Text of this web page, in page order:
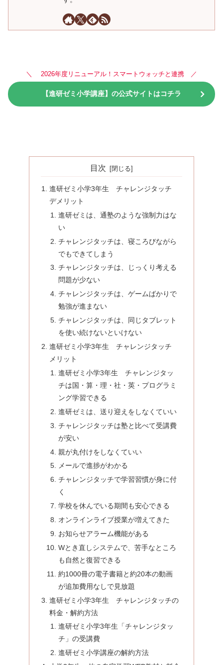
＼ 2026年度リニューアル！スマートウォッチと連携 ／
【進研ゼミ小学講座】の公式サイトはコチラ
目次
進研ゼミ小学3年生 チャレンジタッチ
デメリット
進研ゼミは、通塾のような強制力はな
い
チャレンジタッチは、寝ころびながら
でもできてしまう
チャレンジタッチは、じっくり考える
問題が少ない
チャレンジタッチは、ゲームばかりで
勉強が進まない
チャレンジタッチは、同じタブレット
を使い続けないといけない
進研ゼミ小学3年生 チャレンジタッチ
メリット
進研ゼミ小学3年生 チャレンジタッ
チは国・算・理・社・英・プログラミ
ング学習できる
進研ゼミは、送り迎えをしなくていい
チャレンジタッチは塾と比べて受講費
が安い
親が丸付けをしなくていい
メールで進捗がわかる
チャレンジタッチで学習習慣が身に付
く
学校を休んでいる期間も安心できる
オンラインライブ授業が増えてきた
お知らせアラーム機能がある
Wとき直しシステムで、苦手なところ
も自然と復習できる
約1000冊の電子書籍と約20本の動画
が追加費用なしで見放題
進研ゼミ小学3年生 チャレンジタッチの
料金・解約方法
進研ゼミ小学3年生「チャレンジタッ
チ」の受講費
進研ゼミ小学講座の解約方法